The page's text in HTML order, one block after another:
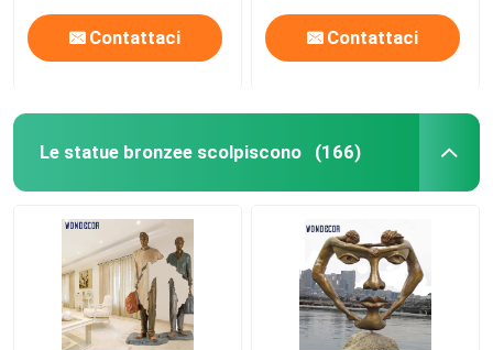
Contattaci Contattaci
Le statue bronzee scolpiscono (166)